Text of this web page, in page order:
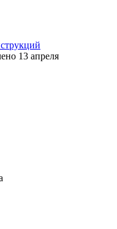
13 апреля